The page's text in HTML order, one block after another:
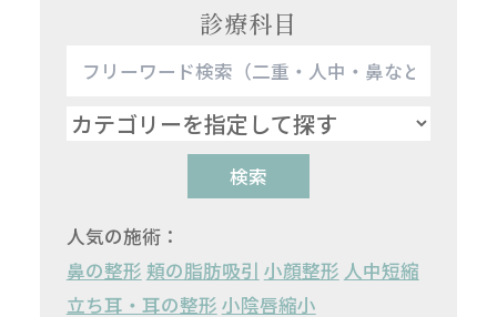
診療科目
検索
人気の施術：
鼻の整形 頬の脂肪吸引 小顔整形 人中短縮
立ち耳・耳の整形 小陰唇縮小